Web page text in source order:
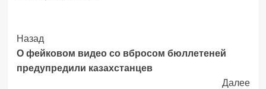
Post
Navigation
Назад
О фейковом видео со вбросом бюллетеней
предупредили казахстанцев
Далее